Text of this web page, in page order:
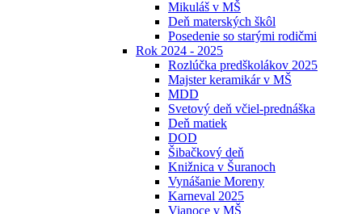
Mikuláš v MŠ
Deň materských škôl
Posedenie so starými rodičmi
Rok 2024 - 2025
Rozlúčka predškolákov 2025
Majster keramikár v MŠ
MDD
Svetový deň včiel-prednáška
Deň matiek
DOD
Šibačkový deň
Knižnica v Šuranoch
Vynášanie Moreny
Karneval 2025
Vianoce v MŠ